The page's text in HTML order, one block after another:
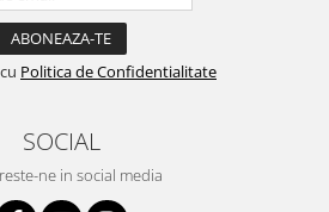
Politica de Confidentialitate
SOCIAL
ne in social media